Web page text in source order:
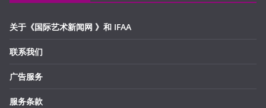
关于《国际艺术新闻网 》和 IFAA
联系我们
广告服务
服务条款